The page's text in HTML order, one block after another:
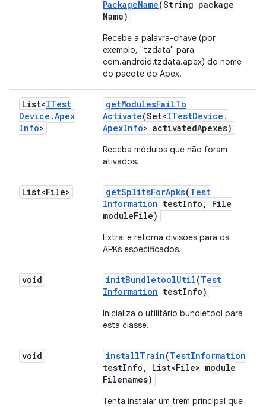
PackageName(String package
Name)
Recebe a palavra-chave (por
exemplo, "tzdata" para
com.android.tzdata.apex) do nome
do pacote do Apex.
List<ITest
Device .Apex
Info>
getModulesFailTo
Activate(Set<ITestDevice .
ApexInfo> activatedApexes)
Receba módulos que não foram
ativados.
List<File> getSplitsForApks(Test
Information testInfo ,
File
moduleFile)
Extrai e retorna divisões para os
APKs especificados.
void initBundletoolUtil(Test
Information testInfo)
Inicializa o utilitário bundletool para
esta classe.
void installTrain(TestInformation
testInfo ,
List<File> module
Filenames)
Tenta instalar um trem principal que